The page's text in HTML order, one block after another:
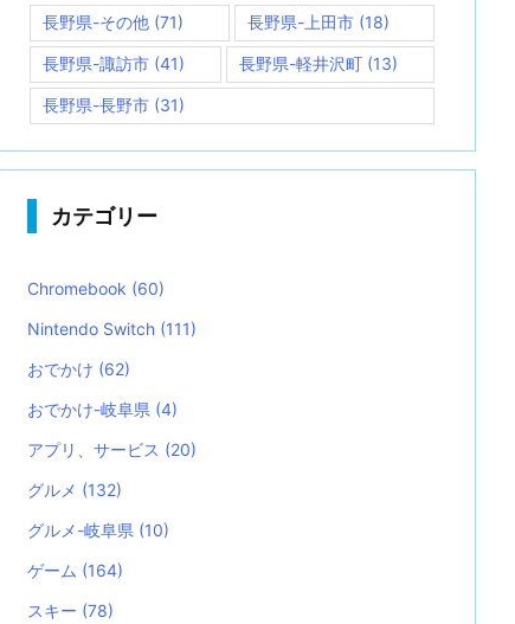
長野県-その他 (71) 長野県-上田市(18)
長野県-諏訪市 (41) 長野県-軽井沢町 (13)
長野県-長野市 (31)
カテゴリー
Chromebook (60)
Nintendo Switch (111)
おでかけ (62)
おでかけ-岐阜県 (4)
アプリ、サービス (20)
グルメ (132)
グルメ-岐阜県 (10)
ゲーム (164)
スキー (78)